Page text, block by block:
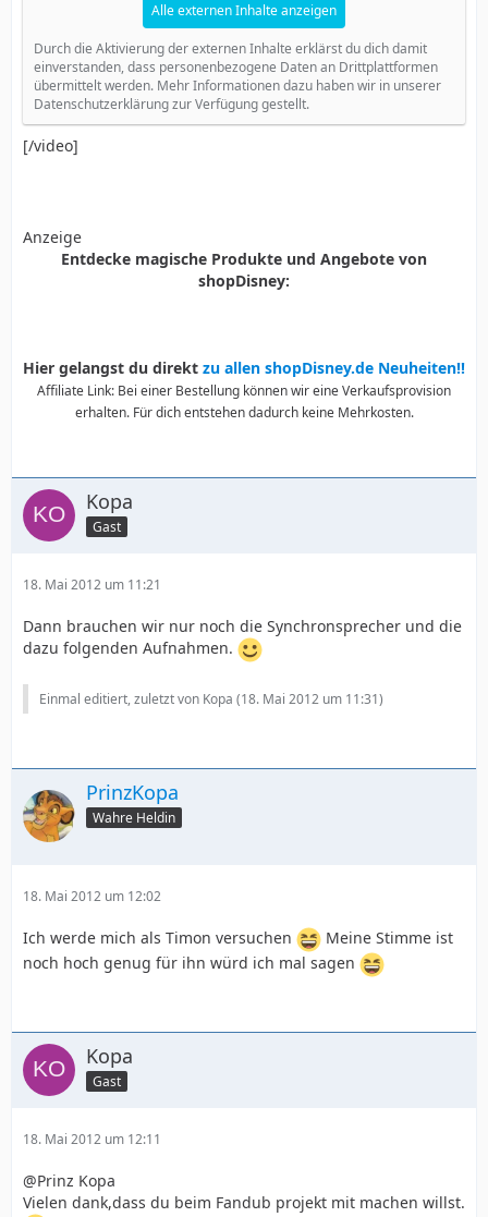
Alle externen Inhalte anzeigen
Durch die Aktivierung der externen Inhalte erklärst du dich damit
einverstanden, dass personenbezogene Daten an Drittplattformen
übermittelt werden. Mehr Informationen dazu haben wir in unserer
Datenschutzerklärung zur Verfügung gestellt.
[/video]
Anzeige
Entdecke magische Produkte und Angebote von
shopDisney:
Hier gelangst du direkt zu allen shopDisney.de Neuheiten!!
Affiliate Link: Bei einer Bestellung können wir eine Verkaufsprovision
erhalten. Für dich entstehen dadurch keine Mehrkosten.
Kopa
Gast
18. Mai 2012 um 11:21
Dann brauchen wir nur noch die Synchronsprecher und die
dazu folgenden Aufnahmen.
Einmal editiert, zuletzt von Kopa (18. Mai 2012 um 11:31)
PrinzKopa
Wahre Heldin
18. Mai 2012 um 12:02
Ich werde mich als Timon versuchen
Meine Stimme ist
noch hoch genug für ihn würd ich mal sagen
Kopa
Gast
18. Mai 2012 um 12:11
@Prinz Kopa
Vielen dank,dass du beim Fandub projekt mit machen willst.